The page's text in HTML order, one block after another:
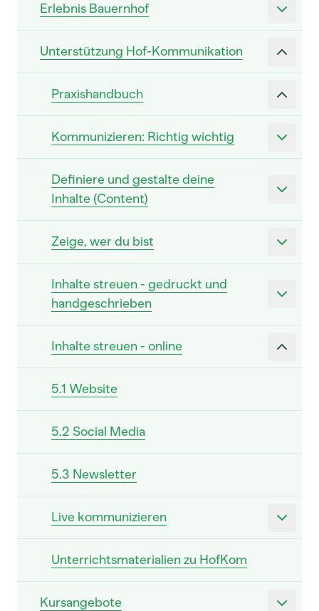
Erlebnis Bauernhof
Unterstützung Hof-Kommunikation
Praxishandbuch
Kommunizieren: Richtig wichtig
Definiere und gestalte deine
Inhalte (Content)
Zeige, wer du bist
Inhalte streuen - gedruckt und
handgeschrieben
Inhalte streuen - online
5.1 Website
5.2 Social Media
5.3 Newsletter
Live kommunizieren
Unterrichtsmaterialien zu HofKom
Kursangebote